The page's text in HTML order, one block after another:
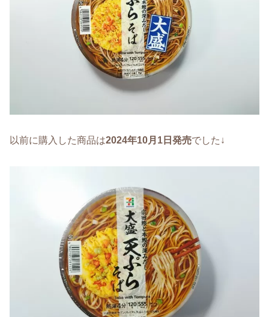
以前に購入した商品は2024年10月1日発売でした↓